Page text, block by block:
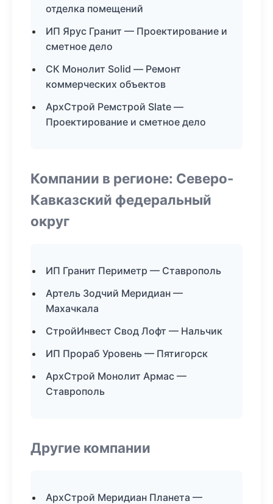
отделка помещений
ИП Ярус Гранит — Проектирование и
сметное дело
СК Монолит Solid — Ремонт
коммерческих объектов
АрхСтрой Ремстрой Slate —
Проектирование и сметное дело
Компании в регионе: Северо-
Кавказский федеральный
округ
ИП Гранит Периметр — Ставрополь
Артель Зодчий Меридиан —
Махачкала
СтройИнвест Свод Лофт — Нальчик
ИП Прораб Уровень — Пятигорск
АрхСтрой Монолит Армас —
Ставрополь
Другие компании
АрхСтрой Меридиан Планета —